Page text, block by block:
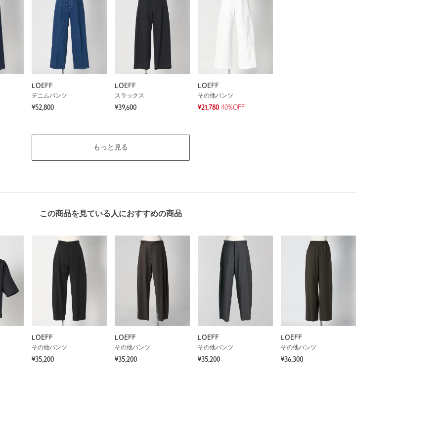
LOEFF
デニムパンツ
¥52,800
LOEFF
スラックス
¥39,600
LOEFF
その他パンツ
¥21,780 40%OFF
もっと見る
この商品を見ている人におすすめの商品
LOEFF
その他パンツ
¥35,200
LOEFF
その他パンツ
¥35,200
LOEFF
その他パンツ
¥35,200
LOEFF
その他パンツ
¥36,300